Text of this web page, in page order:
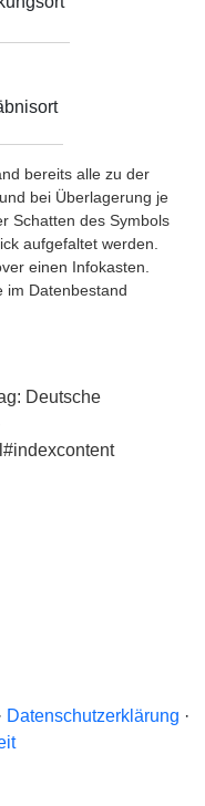
bereits alle zu der
bei Überlagerung je
Schatten des Symbols
aufgefaltet werden.
einen Infokasten.
im Datenbestand
Deutsche
Datenschutzerklärung ·